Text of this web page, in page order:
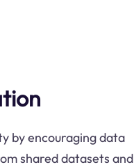
by encouraging data
shared datasets and